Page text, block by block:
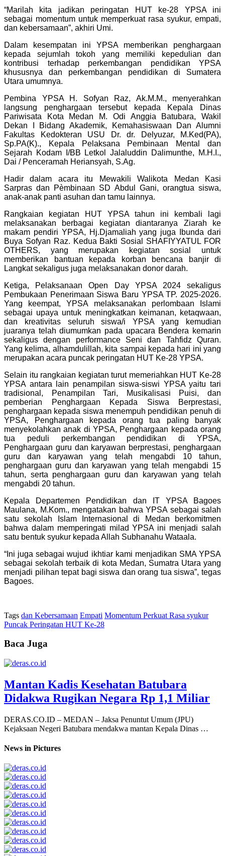
“Marilah kita jadikan peringatan HUT ke-28 YPSA ini
sebagai momentum untuk memperkuat rasa syukur, empati,
dan kebersamaan”, akhiri Umi.
Dalam kesempatan ini YPSA memberikan penghargaan
kepada sejumlah tokoh yang memiliki kepedulian dan
kontribusi terhadap perkembangan pendidikan YPSA
khususnya dan perkembangan pendidikan di Sumatera
Utara umumnya.
Pembina YPSA H. Sofyan Raz, Ak.M.M., menyerahkan
langsung penghargaan tersebut kepada Kepala Dinas
Pariwisata Kota Medan M. Odi Anggia Batubara, Wakil
Dekan I Bidang Akademik, Kemahasiswaan Dan Alumni
Fakultas Kedokteran USU Dr. dr. Delyuzar, M.Ked(PA),
Sp.PA(K)., Kepala Pelaksana Pembinaan Mental dan
Sejarah Kodam I/BB Letkol Jalaluddin Dalimunthe, M.H.I.,
Dai / Penceramah Heriansyah, S.Ag.
Hadir dalam acara itu Mewakili Walikota Medan Kasi
Sarpras dan Pèmbinaan SD Abdul Gani, orangtua siswa,
anak-anak panti asuhan dan tamu lainnya.
Rangkaian kegiatan HUT YPSA tahun ini kembali lagi
melaksanakan berbagai kegiatan diantaranya Ziarah ke
makam pendiri YPSA, Hj.Djamaliah yang juga Ibunda dari
Buya Sofyan Raz. Kedua Bakti Sosial SHAFIYYATUL FOR
OTHERS, yang merupakan kegiatan sosial untuk
memberikan bantuan kepada korban bencana banjir di
Langkat sekaligus juga melaksanakan donor darah.
Ketiga, Pelaksanaan Open Day YPSA 2024 sekaligus
Pembukaan Penerimaan Siswa Baru YPSA TP. 2025-2026.
Yang keempat, YPSA melaksanakan perlombaan Islami
sebagai upaya untuk meningkatkan keimanan, ketaqwaan,
dan kreativitas seluruh siswa/i YPSA yang kemudian
juaranya telah diumumkan pada upacara Bendera kemarin
sekaligus dengan performance Seni dan Tahfidz Quran.
Yang kelima, alhamdulillah, kita sampai kepada hari ini yang
merupakan acara puncak peringatan HUT Ke-28 YPSA.
Selain itu rangkaian kegiatan turut memeriahkan HUT Ke-28
YPSA antara lain penampilan siswa-siswi YPSA yaitu tari
tradisional, Penampilan Tari, Musikalisasi Puisi, dan
pemberian Penghargaan Kepada Siswa Berprestasi,
penghargaan kepada siswa menempuh pendidikan penuh di
YPSA, Penghargaan kepada orang tua paling banyak
menyekolahkan anak di YPSA, Penghargaan kepada orang
tua peduli perkembangan pendidikan di YPSA,
Penghargaan guru dan karyawan berprestasi, penghargaan
guru dan karyawan yang telah mengabdi 10 tahun,
penghargaan guru dan karyawan yang telah mengabdi 15
tahun, serta penghargaan guru dan karyawan yang telah
mengabdi 20 tahun.
Kepala Departemen Pendidikan dan IT YPSA Bagoes
Maulana, M.Kom., mengatakan bahwa YPSA sebagai salah
satu sekolah Islam Internasional di Medan berkomitmen
bahwa dalam memperingati milad YPSA ini menjadi salah
satu bentuk syukur kepada Allah Subhanahu Wataala.
“Ini juga sebagai wujud ikhtiar kami menjadikan SMA YPSA
sebagai sekolah terbaik di kota Medan, Sumatra Utara yang
menjadi pilihan tepat bagi siswa dan orang tua siswa”, tegas
Bagoes.
Tags dan Kebersamaan Empati Momentum Perkuat Rasa syukur
Puncak Peringatan HUT Ke-28
Baca Juga
Mantan Kadis Kesehatan Batubara
Didakwa Rugikan Negara Rp 1,1 Miliar
DERAS.CO.ID – MEDAN – Jaksa Penuntut Umum (JPU)
Kejaksaan Negeri Batubara mendakwa mantan Kepala Dinas …
News in Pictures